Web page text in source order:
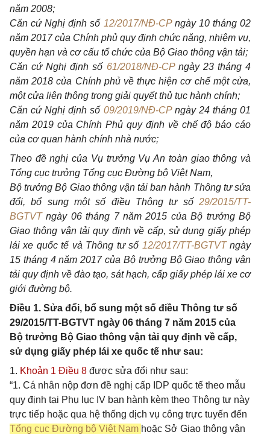
năm 2008;
Căn cứ Nghị định số 12/2017/NĐ-CPngày 10 tháng 02
năm 2017 của Chính phủ quy định chức năng, nhiệm vụ,
quyền hạn và cơ cấu tổ chức của Bộ Giao thông vận tải;
Căn cứ Nghị định số 61/2018/NĐ-CPngày 23 tháng 4
năm 2018 của Chính phủ về thực hiện cơ chế một cửa,
một cửa liên thông trong giải quyết thủ tục hành chính;
Căn cứ Nghị định số 09/2019/NĐ-CPngày 24 tháng 01
năm 2019 của Chính Phủ quy định về chế độ báo cáo
của cơ quan hành chính nhà nước;
Theo đề nghị của Vụ trưởng Vụ An toàn giao thông và
Tổng cục trưởng Tổng cục Đường bộ Việt Nam,
Bộ trưởng Bộ Giao thông vận tải ban hành Thông tư sửa
đổi, bổ sung một số điều Thông tư số 29/2015/TT-
BGTVTngày 06 tháng 7 năm 2015 của Bộ trưởng Bộ
Giao thông vận tải quy định về cấp, sử dụng giấy phép
lái xe quốc tế và Thông tư số 12/2017/TT-BGTVTngày
15 tháng 4 năm 2017 của Bộ trưởng Bộ Giao thông vận
tải quy định về đào tạo, sát hạch, cấp giấy phép lái xe cơ
giới đường bộ.
Điều 1. Sửa đổi, bổ sung một số điều Thông tư số
29/2015/TT-BGTVT ngày 06 tháng 7 năm 2015 của
Bộ trưởng Bộ Giao thông vận tải quy định về cấp,
sử dụng giấy phép lái xe quốc tế như sau:
1. Khoản 1 Điều 8 được sửa đổi như sau:
“1. Cá nhân nộp đơn đề nghị cấp IDP quốc tế theo mẫu
quy định tại Phụ lục IV ban hành kèm theo Thông tư này
trực tiếp hoặc qua hệ thống dịch vụ công trực tuyến đến
Tổng cục Đường bộ Việt Nam hoặc Sở Giao thông vận